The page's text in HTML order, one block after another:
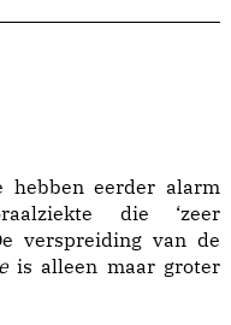
hebben eerder alarm
die ‘zeer
verspreiding van de
is alleen maar groter